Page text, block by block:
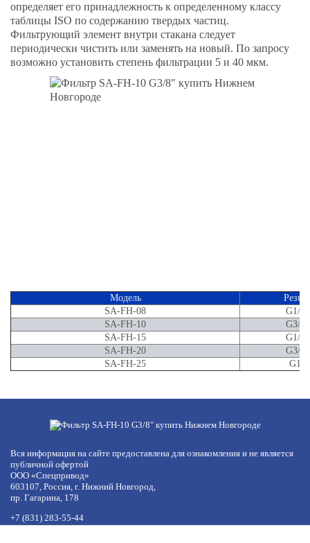
определяет его принадлежность к определенному классу
таблицы ISO по содержанию твердых частиц.
Фильтрующий элемент внутри стакана следует
периодически чистить или заменять на новый. По запросу
возможно установить степень фильтрации 5 и 40 мкм.
Модель
Резьба
SA-FH-08
G1/4"
SA-FH-10
G3/8"
SA-FH-15
G1/2"
SA-FH-20
G3/4"
SA-FH-25
G1"
Вся информация на сайте предоставлена для ознакомления и не является
публичной офертой
ООО «Спецпривод»
603107, Россия, г. Нижний Новгород,
пр. Гагарина, 178
+7 (831) 283-55-44
+7 (977) 422-66-54